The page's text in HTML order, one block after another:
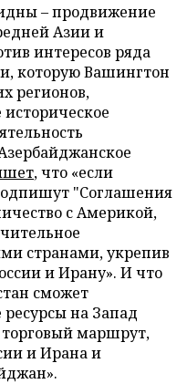
– продвижение
Азии и
интересов ряда
которую Вашингтон
регионов,
, что «если
"Соглашения
с Америкой,
странами, укрепив
и Ирану». И что
сможет
на Запад
маршрут,
и Ирана и